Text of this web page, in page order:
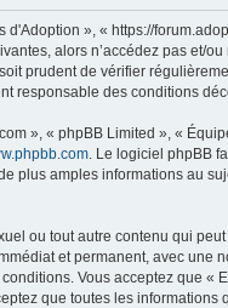
», « https://
alors n’accédez pas et/
prudent de vérifier
responsable des conditions
», « phpBB Limited », «
. Le logiciel phpBB
plus amples informations au
ou tout autre contenu qui
et permanent, avec une
Vous acceptez que «
que toutes les